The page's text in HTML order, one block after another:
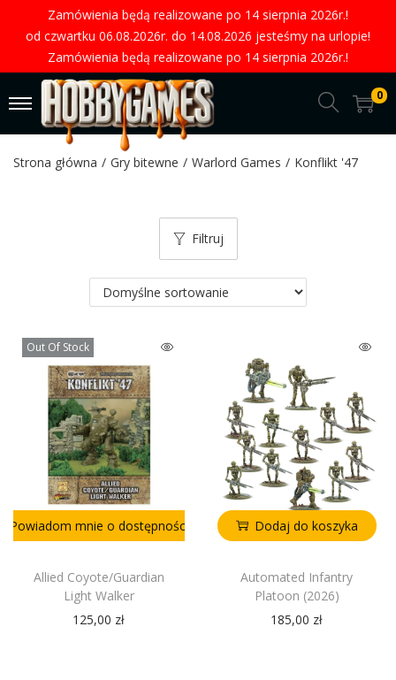
Zamówienia będą realizowane po 14 sierpnia 2026r.!
od czwartku 06.08.2026r. do 14.08.2026 jesteśmy na urlopie!
Zamówienia będą realizowane po 14 sierpnia 2026r.!
0
Strona główna / Gry bitewne / Warlord Games / Konflikt '47
Filtruj
Out Of Stock
Powiadom mnie o dostępności
Allied Coyote/Guardian
Light Walker
125,00 zł
Dodaj do koszyka
Automated Infantry
Platoon (2026)
185,00 zł